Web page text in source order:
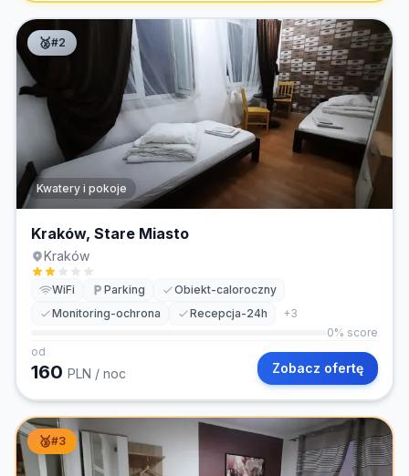
🥈#2
Kwatery i pokoje
Kraków, Stare Miasto
Kraków
WiFi Parking
Obiekt-caloroczny
Monitoring-ochrona
Recepcja-24h +3
0% score
od
160 PLN / noc Zobacz ofertę
🥉#3